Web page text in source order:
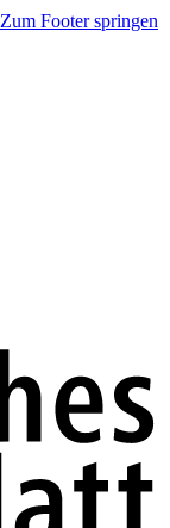
Zum Footer springen